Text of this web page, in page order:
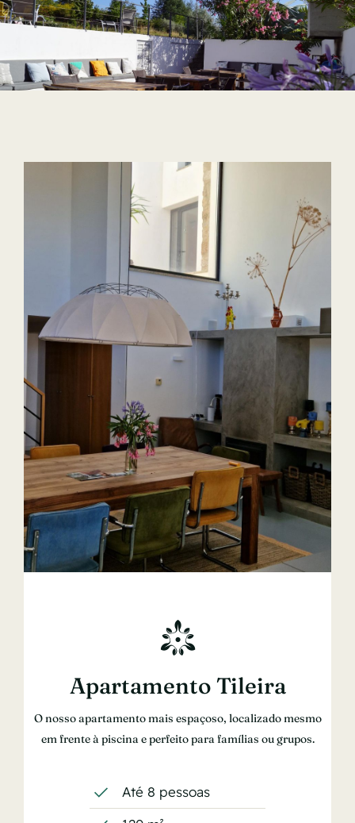
Apartamento Tileira
O nosso apartamento mais espaçoso, localizado mesmo
em frente à piscina e perfeito para famílias ou grupos.
Até 8 pessoas